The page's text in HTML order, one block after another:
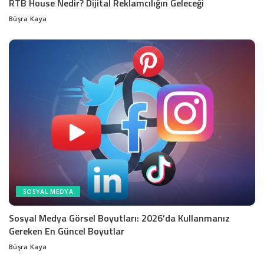
RTB House Nedir? Dijital Reklamcılığın Geleceği
Posted
Büşra Kaya
SOSYAL MEDYA
Sosyal Medya Görsel Boyutları: 2026’da Kullanmanız
Gereken En Güncel Boyutlar
Posted
Büşra Kaya